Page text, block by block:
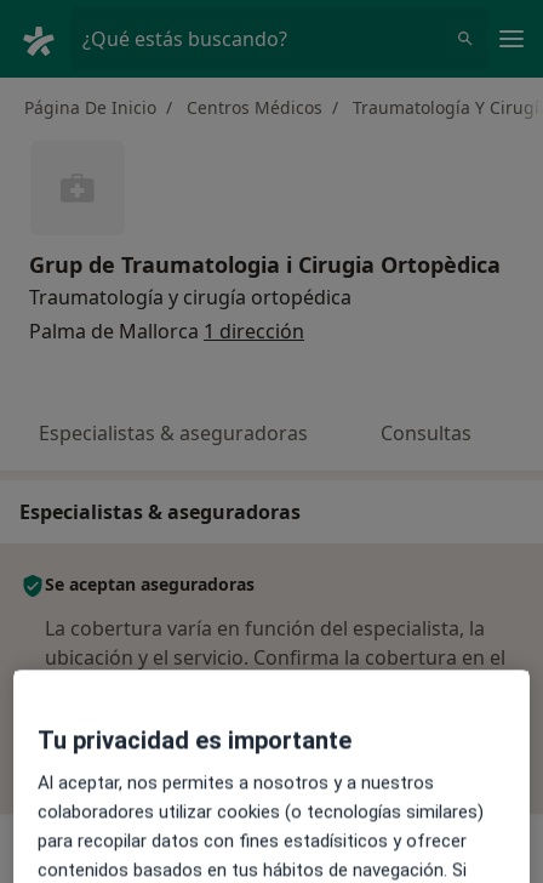
¿Qué estás buscando?
Página De Inicio Centros Médicos Traumatología Y
Grup de Traumatologia i Cirugia Ortopèdica
Traumatología y cirugía ortopédica
Palma de Mallorca 1 dirección
Especialistas & aseguradoras Consultas
Especialistas & aseguradoras
Se aceptan aseguradoras
La cobertura varía en función del especialista, la
ubicación y el servicio. Confirma la cobertura en el
Filtrar por aseguradora
Tu privacidad es importante
Al aceptar, nos permites a nosotros y a nuestros
colaboradores utilizar cookies (o tecnologías similares)
para recopilar datos con fines estadísiticos y ofrecer
contenidos basados en tus hábitos de navegación. Si